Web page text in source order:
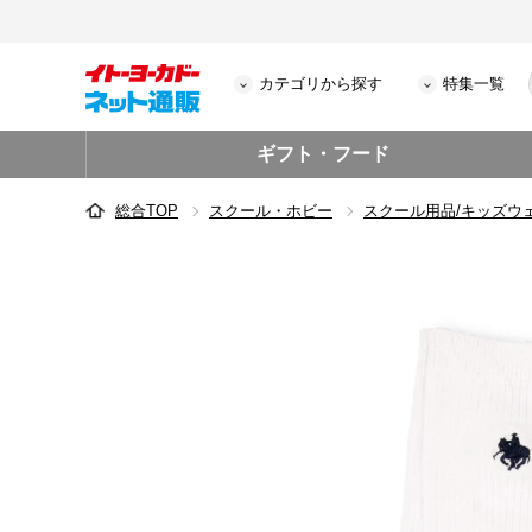
カテゴリから探す 特集一覧
ギフト・フード
総合TOP スクール・ホビー スクール用品/キッズウ